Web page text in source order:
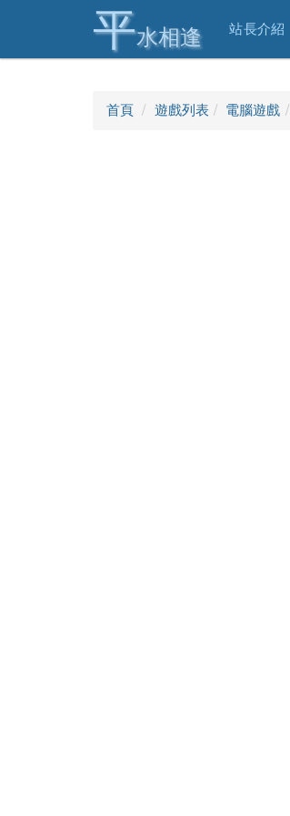
平水相逢 站長介紹
首頁 遊戲列表 電腦遊戲